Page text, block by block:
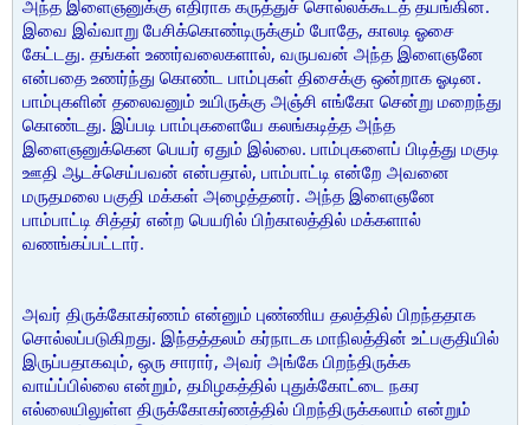
அந்த இளைஞனுக்கு எதிராக கருத்துச் சொல்லக்கூடத் தயங்கின.
இவை இவ்வாறு பேசிக்கொண்டிருக்கும் போதே, காலடி ஓசை
கேட்டது. தங்கள் உணர்வலைகளால், வருபவன் அந்த இளைஞனே
என்பதை உணர்ந்து கொண்ட பாம்புகள் திசைக்கு ஒன்றாக ஓடின.
பாம்புகளின் தலைவனும் உயிருக்கு அஞ்சி எங்கோ சென்று மறைந்து
கொண்டது. இப்படி பாம்புகளையே கலங்கடித்த அந்த
இளைஞனுக்கென பெயர் ஏதும் இல்லை. பாம்புகளைப் பிடித்து மகுடி
ஊதி ஆடச்செய்பவன் என்பதால், பாம்பாட்டி என்றே அவனை
மருதமலை பகுதி மக்கள் அழைத்தனர். அந்த இளைஞனே
பாம்பாட்டி சித்தர் என்ற பெயரில் பிற்காலத்தில் மக்களால்
வணங்கப்பட்டார்.
அவர் திருக்கோகர்ணம் என்னும் புண்ணிய தலத்தில் பிறந்ததாக
சொல்லப்படுகிறது. இந்தத்தலம் கர்நாடக மாநிலத்தின் உட்பகுதியில்
இருப்பதாகவும், ஒரு சாரார், அவர் அங்கே பிறந்திருக்க
வாய்ப்பில்லை என்றும், தமிழகத்தில் புதுக்கோட்டை நகர
எல்லையிலுள்ள திருக்கோகர்ணத்தில் பிறந்திருக்கலாம் என்றும்